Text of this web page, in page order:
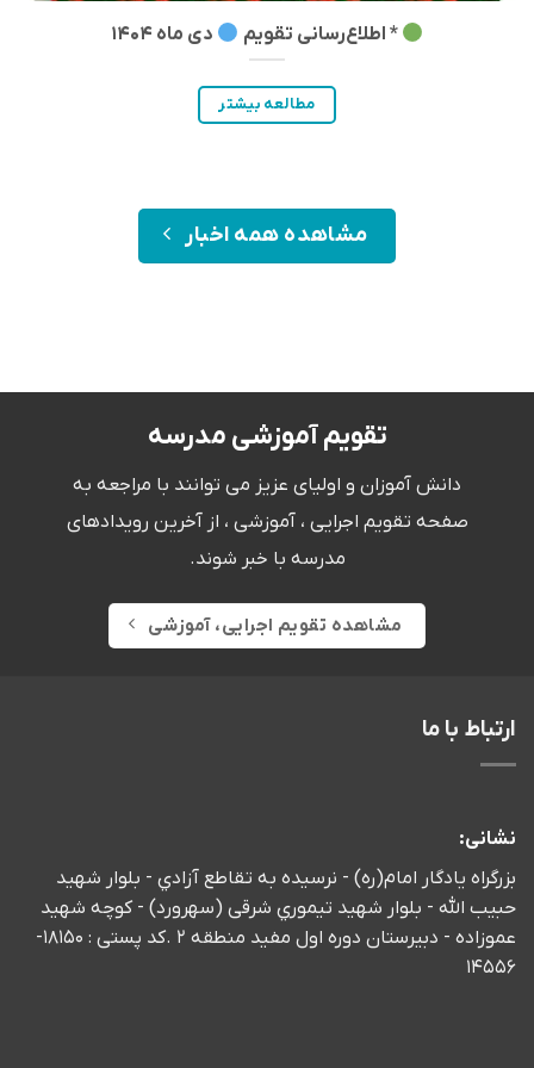
* اطلاع‌‌رسانی تقویم دی ماه ۱۴۰۴
مطالعه بیشتر
مشاهده همه اخبار
تقویم آموزشی مدرسه
دانش آموزان و اولیای عزیز می توانند با مراجعه به
صفحه تقویم اجرایی ، آموزشی ، از آخرین رویدادهای
مدرسه با خبر شوند.
مشاهده تقویم اجرایی، آموزشی
با ما
يادگار امام(ره) - نرسيده به تقاطع آزادي - بلوار شهید
الله - بلوار شهيد تيموري شرقی (سهرورد) - كوچه شهيد
عموزاده - دبیرستان دوره اول مفید منطقه 2 .کد پستی : 18150-